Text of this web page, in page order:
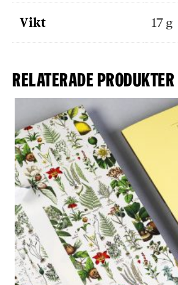
Vikt 17 g
Relaterade produkter